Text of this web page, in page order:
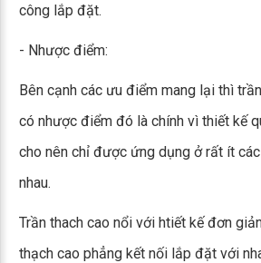
công lắp đặt.
- Nhược điểm:
Bên cạnh các ưu điểm mang lại thì
có nhược điểm đó là chính vì thiết kế
cho nên chỉ được ứng dụng ở rất ít
nhau.
Trần thach cao nổi với htiết kế đơn
thạch cao phẳng kết nối lắp đặt với